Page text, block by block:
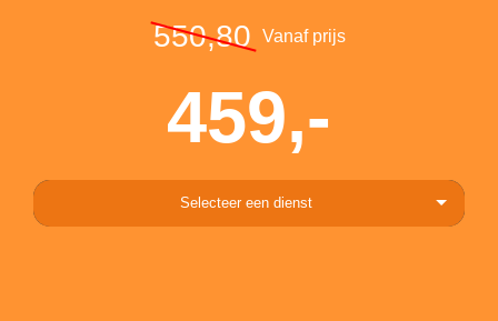
550,80 Vanaf prijs
459,-
Selecteer een dienst